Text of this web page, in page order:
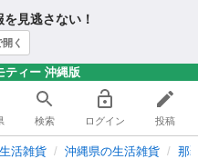
見逃さない！
く
ティー 沖縄版
検索 ログイン 投稿
生活雑貨 沖縄県の生活雑貨 那